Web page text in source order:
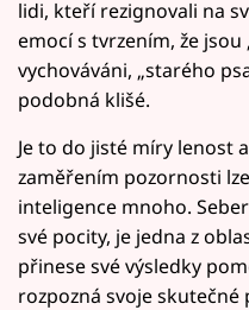
lidi, kteří rezignovali na
emocí s tvrzením, že
vychováváni, „starého
podobná klišé.
Je to do jisté míry lenost
zaměřením pozornosti
inteligence mnoho.
své pocity, je jedna z
přinese své výsledky
rozpozná svoje skutečné